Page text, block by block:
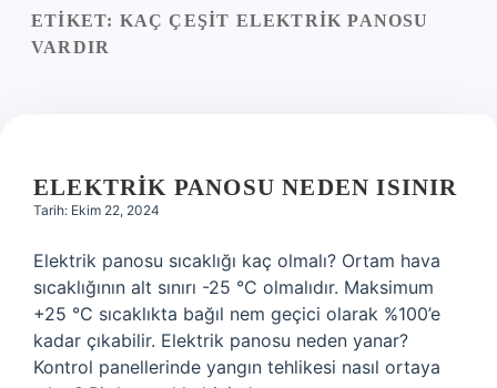
Yasal Uyarı
ETIKET: KAÇ ÇEŞIT ELEKTRIK PANOSU
VARDIR
ELEKTRIK PANOSU NEDEN ISINIR
Tarih: Ekim 22, 2024
Elektrik panosu sıcaklığı kaç olmalı? Ortam hava
sıcaklığının alt sınırı -25 °C olmalıdır. Maksimum
+25 °C sıcaklıkta bağıl nem geçici olarak %100’e
kadar çıkabilir. Elektrik panosu neden yanar?
Kontrol panellerinde yangın tehlikesi nasıl ortaya